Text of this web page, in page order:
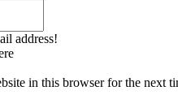
address!
in this browser for the next